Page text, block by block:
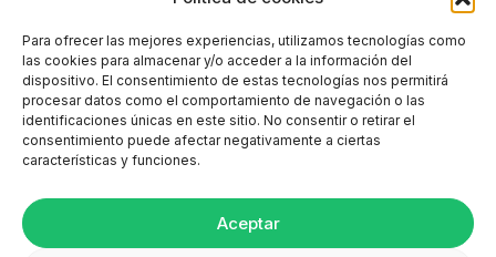
Para ofrecer las mejores experiencias, utilizamos tecnologías como
las cookies para almacenar y/o acceder a la información del
dispositivo. El consentimiento de estas tecnologías nos permitirá
procesar datos como el comportamiento de navegación o las
identificaciones únicas en este sitio. No consentir o retirar el
consentimiento puede afectar negativamente a ciertas
características y funciones.
Aceptar